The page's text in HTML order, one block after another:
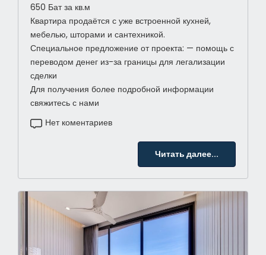
650 Бат за кв.м
Квартира продаётся с уже встроенной кухней,
мебелью, шторами и сантехникой.
Специальное предложение от проекта: — помощь с
переводом денег из-за границы для легализации
сделки
Для получения более подробной информации
свяжитесь с нами
Нет коментариев
Читать далее...